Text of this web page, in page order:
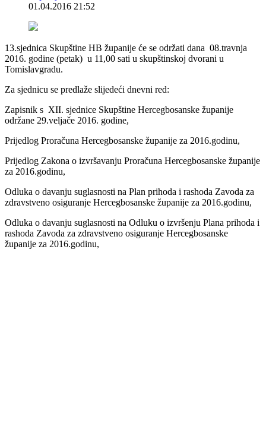
01.04.2016 21:52
13.sjednica Skupštine HB županije će se održati dana 08.travnja
2016. godine (petak) u 11,00 sati u skupštinskoj dvorani u
Tomislavgradu.
Za sjednicu se predlaže slijedeći dnevni red:
Zapisnik s XII. sjednice Skupštine Hercegbosanske županije
održane 29.veljače 2016. godine,
Prijedlog Proračuna Hercegbosanske županije za 2016.godinu,
Prijedlog Zakona o izvršavanju Proračuna Hercegbosanske županije
za 2016.godinu,
Odluka o davanju suglasnosti na Plan prihoda i rashoda Zavoda za
zdravstveno osiguranje Hercegbosanske županije za 2016.godinu,
Odluka o davanju suglasnosti na Odluku o izvršenju Plana prihoda i
rashoda Zavoda za zdravstveno osiguranje Hercegbosanske
županije za 2016.godinu,